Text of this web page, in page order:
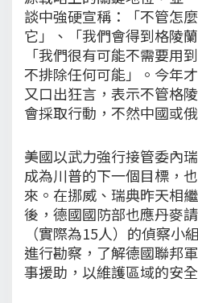
談中強硬宣稱：「不管怎
它」、「我們會得到格陵
「我們很有可能不需要用
不排除任何可能」。今年
又口出狂言，表示不管格
會採取行動，不然中國或
美國以武力強行接管委內
成為川普的下一個目標，
來。在挪威、瑞典昨天相
後，德國國防部也應丹麥
（實際為15人）的偵察小
進行勘察，了解德國聯邦
事援助，以維護區域的安全